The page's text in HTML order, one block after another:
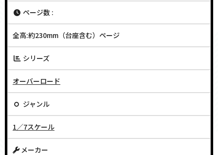
ページ数 :
全高:約230mm（台座含む）ページ
シリーズ
オーバーロード
ジャンル
1／7スケール
メーカー